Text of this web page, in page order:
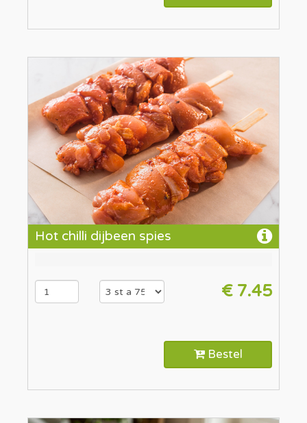
Hot chilli dijbeen spies
€ 7.45
Bestel